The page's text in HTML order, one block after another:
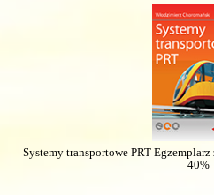
Systemy transportowe PRT
40%